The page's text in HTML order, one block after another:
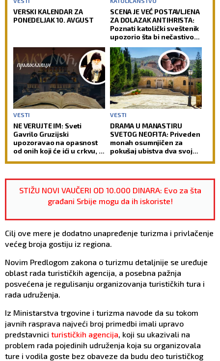
VERSKI KALENDAR ZA
PONEDELJAK 10. AVGUST
SCENA JE VEĆ POSTAVLJENA
ZA DOLAZAK ANTIHRISTA:
Poznati katolički sveštenik
upozorio šta bi nečastivom
nad čovečanstvom
VESTI
NE VERUJTE IM: Sveti
Gavrilo Gruzijski
upozoravao na opasnost
od onih koji će ići u crkvu, a
VESTI
DRAMA U MANASTIRU
SVETOG NEOFITA: Priveden
monah osumnjičen za
pokušaj ubistva dva svoja
STIŽU NOVI VAUČERI OD 10.000 DINARA: Evo za šta
građani Srbije mogu da ih iskoriste!
Cilj ove mere je dodatno unapređenje turizma i privlačenje
većeg broja gostiju iz regiona.
Novim Predlogom zakona o turizmu detaljnije se uređuje
oblast rada turističkih agencija, a posebna pažnja
posvećena je regulisanju organizovanja turističkih tura i
rada udruženja.
Iz Ministarstva trgovine i turizma navode da su tokom
javnih rasprava najveći broj primedbi imali upravo
predstavnici turističkih agencija , koji su ukazivali na
problem rada pojedinih udruženja koja su organizovala
ture i vodila goste bez obaveze da budu deo turističkog